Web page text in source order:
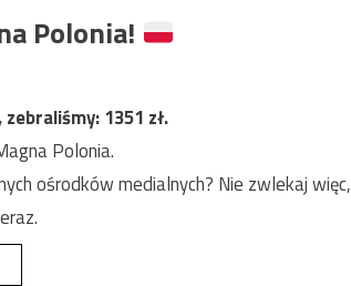
Polonia!
zebraliśmy:1351 zł.
Polonia.
ośrodków medialnych? Nie zwlekaj więc,